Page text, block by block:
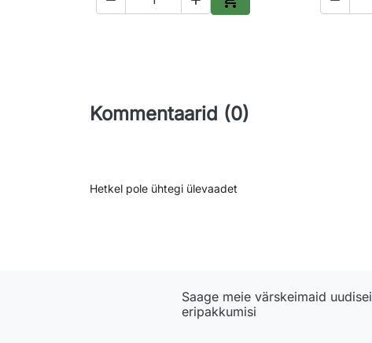
Lisa ostukorvi
Kommentaarid (0)
Hetkel pole ühtegi ülevaadet
Saage meie värskeimaid
eripakkumisi